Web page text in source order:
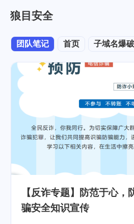
狼目安全
首页 子域名爆破
团队笔记
【反诈专题】防范于心
骗安全知识宣传